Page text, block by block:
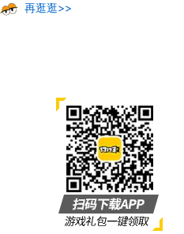
再逛逛>>